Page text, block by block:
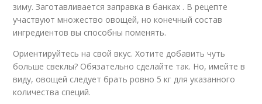
зиму. Заготавливается заправка в банках . В рецепте
участвуют множество овощей, но конечный состав
ингредиентов вы способны поменять.
Ориентируйтесь на свой вкус. Хотите добавить чуть
больше свеклы? Обязательно сделайте так. Но, имейте в
виду, овощей следует брать ровно 5 кг для указанного
количества специй.